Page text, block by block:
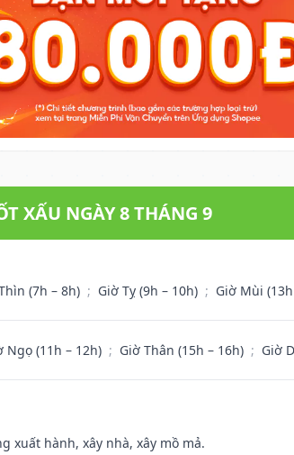
XẤU NGÀY 8 THÁNG 9
(7h – 8h) ; Giờ Tỵ (9h – 10h) ; Giờ Mùi
Ngọ (11h – 12h) ; Giờ Thân (15h – 16h) ; Giờ
xuất hành, xây nhà, xây mồ mả.